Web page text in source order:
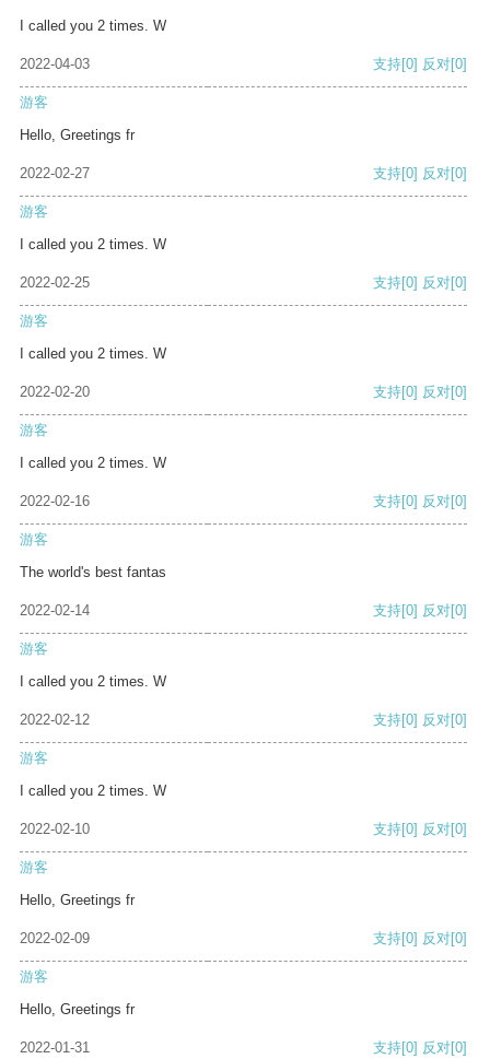
I called you 2 times. W
2022-04-03 支持[0] 反对[0]
游客
Hello, Greetings fr
2022-02-27 支持[0] 反对[0]
游客
I called you 2 times. W
2022-02-25 支持[0] 反对[0]
游客
I called you 2 times. W
2022-02-20 支持[0] 反对[0]
游客
I called you 2 times. W
2022-02-16 支持[0] 反对[0]
游客
The world's best fantas
2022-02-14 支持[0] 反对[0]
游客
I called you 2 times. W
2022-02-12 支持[0] 反对[0]
游客
I called you 2 times. W
2022-02-10 支持[0] 反对[0]
游客
Hello, Greetings fr
2022-02-09 支持[0] 反对[0]
游客
Hello, Greetings fr
2022-01-31 支持[0] 反对[0]